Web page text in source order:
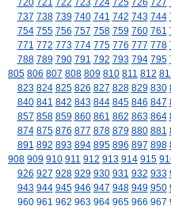
720 721 722 723 724 725 726 727
737 738 739 740 741 742 743 744
754 755 756 757 758 759 760 761
771 772 773 774 775 776 777 778
788 789 790 791 792 793 794 795
805 806 807 808 809 810 811 812
823 824 825 826 827 828 829 830
840 841 842 843 844 845 846 847
857 858 859 860 861 862 863 864
874 875 876 877 878 879 880 881
891 892 893 894 895 896 897 898
908 909 910 911 912 913 914 915
926 927 928 929 930 931 932 933
943 944 945 946 947 948 949 950
960 961 962 963 964 965 966 967